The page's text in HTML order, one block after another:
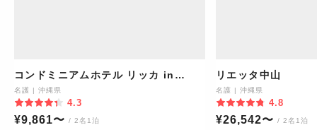
コンドミニアムホテル リッカ in
Nago
名護 | 沖縄県
4.3
¥9,861〜 / 2名1泊
リエッタ中山
名護 | 沖縄県
4.8
¥26,542〜 / 2名1泊